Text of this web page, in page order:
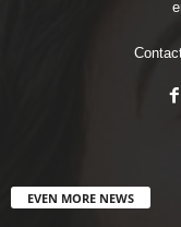
EVEN MORE NEWS